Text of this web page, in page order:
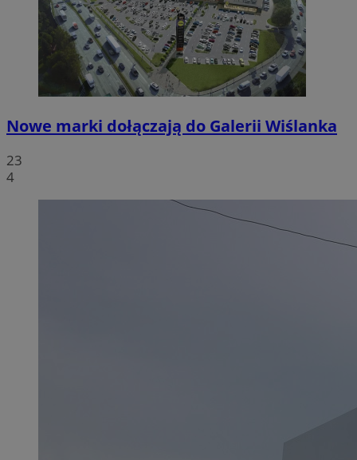
Nowe marki dołączają do Galerii Wiślanka
23
4